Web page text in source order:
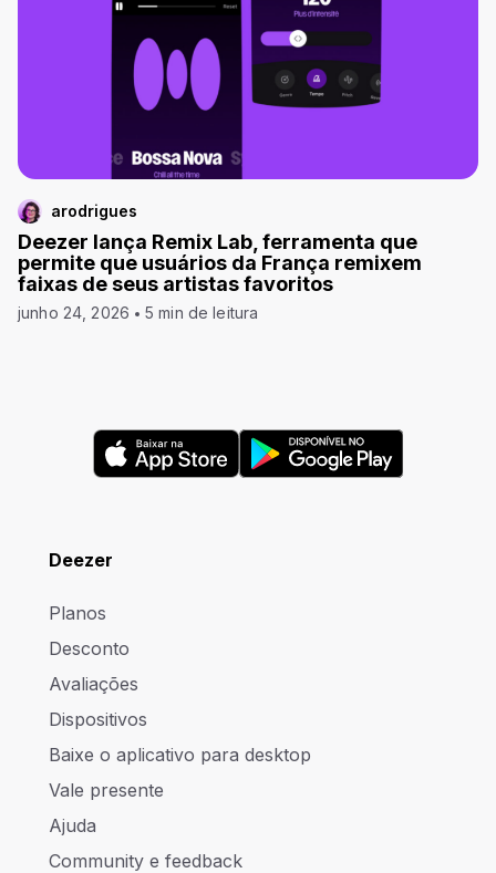
arodrigues
Deezer lança Remix Lab, ferramenta que
permite que usuários da França remixem
faixas de seus artistas favoritos
junho 24, 2026 5 min de leitura
Deezer
Planos
Desconto
Avaliações
Dispositivos
Baixe o aplicativo para desktop
Vale presente
Ajuda
Community e feedback